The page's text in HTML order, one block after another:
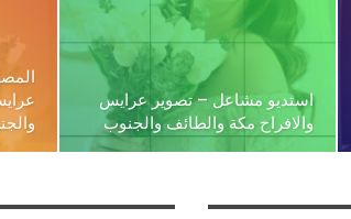
استديو مشاعل – تصوير عرايس
والافراح مكة والطائف والجنوب